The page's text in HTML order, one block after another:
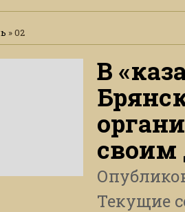
»02
В
своим
Текущие